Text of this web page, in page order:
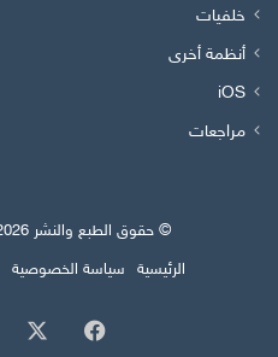
خلفيات
أنظمة أخرى
iOS
مراجعات
© حقوق الطبع والنشر 2026, جميع الحقوق محفوظة
الرئيسية
سياسة الخصوصية
فيسبوك